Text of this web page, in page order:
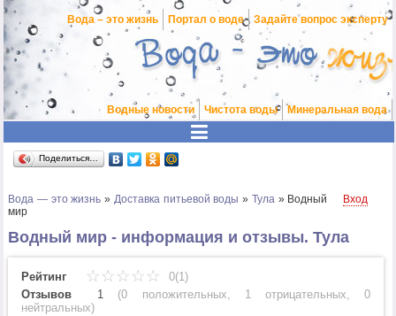
Вода – это жизнь Портал о воде Задайте вопрос эксперту
Водные новости Чистота воды Минеральная вода
Поделиться…
Вода — это жизнь » Доставка питьевой воды » Тула» Водный
мир
Вход
Водный мир - информация и отзывы. Тула
Рейтинг
0(1)
Отзывов
1 (0 положительных, 1 отрицательных,0
нейтральных)